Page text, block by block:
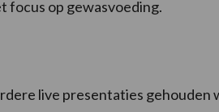
focus op gewasvoeding.
live presentaties gehouden